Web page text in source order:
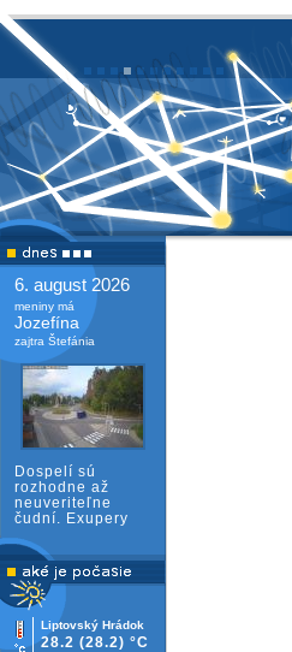
6. august 2026
meniny má
Jozefína
zajtra Štefánia
Dospelí sú
rozhodne až
neuveriteľne
čudní. Exupery
Liptovský Hrádok
28.2 (28.2) °C